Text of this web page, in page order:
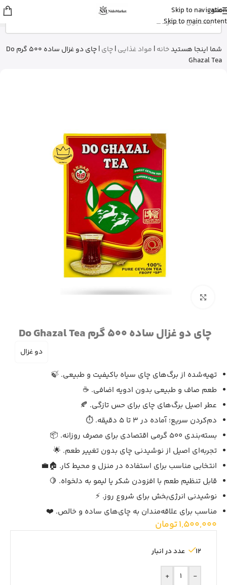
Skip to navigation
Skip to main content
منو
شما اینجا هستیدخانه| مواد غذایی|چای|
چای دو غزال ساده 500 گرم Do
Ghazal Tea
برای بزرگنمایی کلیک کنید
چای دو غزال ساده 500 گرم Do Ghazal Tea
دو غزال
تهیه‌شده از برگ‌های چای سیاه باکیفیت و طبیعی. 🍃
طعم صاف و طبیعی بدون ادویه اضافی. ☕
عطر اصیل برگ‌های چای برای حس تازگی. 🍂
دم‌کردن سریع؛ آماده در 3 تا 5 دقیقه. ⏱️
بسته‌بندی 500 گرمی اقتصادی برای مصرف روزانه. 📦
تجربه‌ای اصیل از نوشیدنی چای بدون تغییر طعم. 🌟
انتخابی مناسب برای استفاده در منزل و محیط کار. 🏠💼
قابل تنظیم طعم با افزودن شکر یا لیمو به دلخواه. 🍋
نوشیدنی انرژی‌بخش برای شروع روز. ⚡
مناسب برای علاقه‌مندان به چای‌های ساده و خالص. ❤️
1,500,000تومان
12 عدد در انبار
-
+
شایلیاز تهران
ژل شستشوی بدن ویکتوریا سکرت رو
3 دقیقه پیش